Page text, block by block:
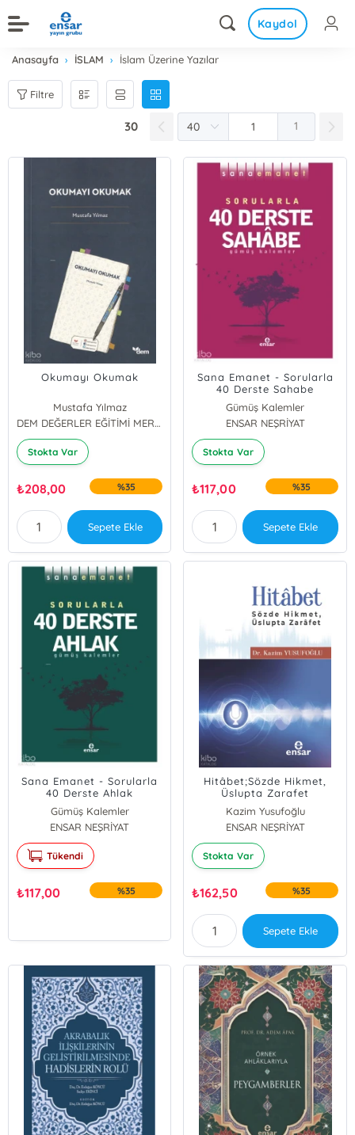
Kaydol
Anasayfa İSLAM İslam Üzerine Yazılar
Filtre
30 1
Okumayı Okumak
Mustafa Yılmaz
DEM DEĞERLER EĞİTİMİ MERKEZİ YAYINLARI
Stokta Var
₺208,00 %35
Sepete Ekle
Sana Emanet - Sorularla
40 Derste Sahabe
Gümüş Kalemler
ENSAR NEŞRİYAT
Stokta Var
₺117,00 %35
Sepete Ekle
Sana Emanet - Sorularla
40 Derste Ahlak
Gümüş Kalemler
ENSAR NEŞRİYAT
Tükendi
₺117,00 %35
Hitâbet;Sözde Hikmet,
Üslupta Zarafet
Kazim Yusufoğlu
ENSAR NEŞRİYAT
Stokta Var
₺162,50 %35
Sepete Ekle